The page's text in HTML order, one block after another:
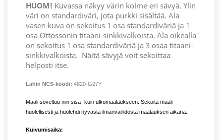
HUOM! Kuvassa näkyy värin kolme eri sävyä. Ylin
väri on standardiväri, jota purkki sisältää. Ala
vasen kuva on sekoitus 1 osa standardiväriä ja 1
osa Ottossonin titaani-sinkkivalkoista. Ala oikealla
on sekoitus 1 osa standardiväriä ja 3 osaa titaani-
sinkkivalkoista. Näitä sävyjä voit sekoittaa
helposti itse.
Lähin NCS-koodi: 4820-G27Y
Maali soveltuu niin sisä- kuin ulkomaalaukseen. Sekoita maali
huolellisesti ja huolehdi hyvästä ilmanvaihdosta maalauksen aikana.
Kuivumisaika: